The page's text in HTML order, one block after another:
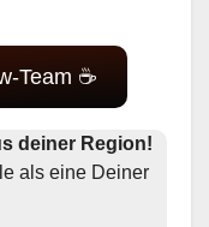
Team ☕
deiner Region!
als eine Deiner